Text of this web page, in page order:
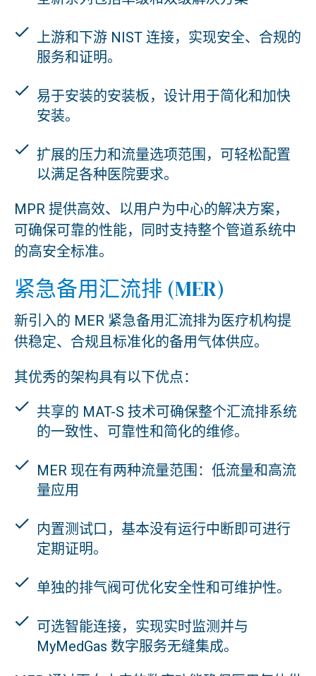
上游和下游 NIST 连接，实现安全、合规的
服务和证明。
易于安装的安装板，设计用于简化和加快
安装。
扩展的压力和流量选项范围，可轻松配置
以满足各种医院要求。
MPR 提供高效、以用户为中心的解决方案，
可确保可靠的性能，同时支持整个管道系统中
的高安全标准。
紧急备用汇流排 (MER)
新引入的 MER 紧急备用汇流排为医疗机构提
供稳定、合规且标准化的备用气体供应。
其优秀的架构具有以下优点：
共享的 MAT-S 技术可确保整个汇流排系统
的一致性、可靠性和简化的维修。
MER 现在有两种流量范围：低流量和高流
量应用
内置测试口，基本没有运行中断即可进行
定期证明。
单独的排气阀可优化安全性和可维护性。
可选智能连接，实现实时监测并与
MyMedGas 数字服务无缝集成。